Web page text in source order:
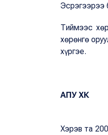
Эсрэгээрээ
Тиймээс
хөрөнгө
хүргэе.
АПУ ХК
Хэрэв та